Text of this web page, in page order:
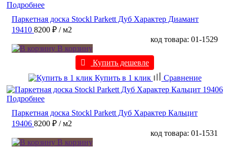
Подробнее
Паркетная доска Stockl Parkett Дуб Характер Диамант
19410 8200 ₽ / м2
код товара: 01-1529
В корзину
Купить дешевле
Купить в 1 клик
Сравнение
Подробнее
Паркетная доска Stockl Parkett Дуб Характер Кальцит
19406 8200 ₽ / м2
код товара: 01-1531
В корзину